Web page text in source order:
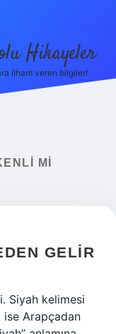
Hikayeler
ilham veren bilgiler!
MI
GELIR
Siyah kelimesi
ise Arapçadan